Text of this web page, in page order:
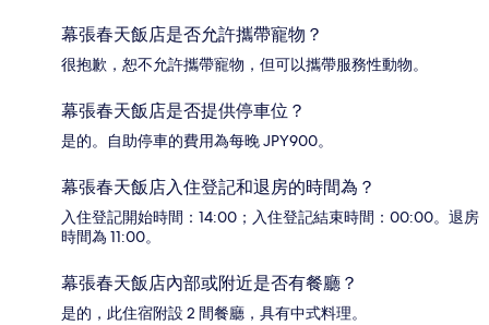
幕張春天飯店是否允許攜帶寵物？
很抱歉，恕不允許攜帶寵物，但可以攜帶服務性動物。
幕張春天飯店是否提供停車位？
是的。自助停車的費用為每晚 JPY900。
幕張春天飯店入住登記和退房的時間為？
入住登記開始時間：14:00；入住登記結束時間：00:00。退房
時間為 11:00。
幕張春天飯店內部或附近是否有餐廳？
是的，此住宿附設 2 間餐廳，具有中式料理。